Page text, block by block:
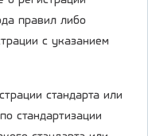
правил либо
с указанием
стандарта или
стандартизации